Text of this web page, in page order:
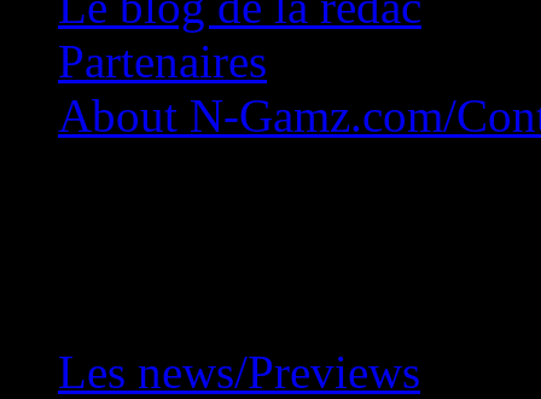
Partenaires
About N-Gamz.com/
Les news/Previews